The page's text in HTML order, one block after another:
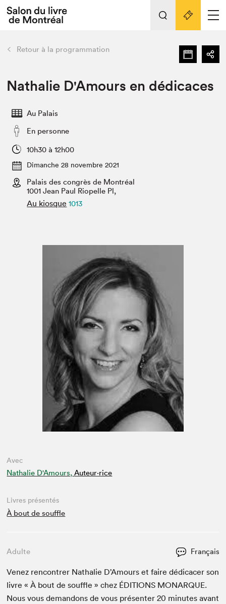
Espace médias
Espace exposant⋅e⋅s
Tout sur l'édition 2022
Actualités
Vidéos et Balados
Club de lecture Braindate
retour Nos activités
Édition 2022
Planifier sa visite
Projets partenaires 2022
Archives
Liens pratiques
Retour à la programmation
Nathalie D'Amours en dédicaces
Au Palais
En personne
10h30 à 12h00
Dimanche 28 novembre 2021
Palais des congrès de Montréal
1001 Jean Paul Riopelle Pl,
Au kiosque 1013
Avec
Nathalie D'Amours, Auteur·rice
Livres présentés
À bout de souffle
Adulte Français
Venez ren­con­tr­er Nathalie D’Amours et faire dédi­cac­er son
livre « À bout de souf­fle » chez ÉDI­TIONS MONAR­QUE.
Nous vous deman­dons de vous présen­ter20 min­utes avant